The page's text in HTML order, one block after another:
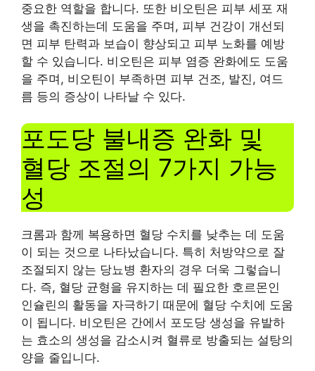
중요한 역할을 합니다. 또한 비오틴은 피부 세포 재
생을 촉진하는데 도움을 주며, 피부 건강이 개선되
면 피부 탄력과 보습이 향상되고 피부 노화를 예방
할 수 있습니다. 비오틴은 피부 염증 완화에도 도움
을 주며, 비오틴이 부족하면 피부 건조, 발진, 여드
름 등의 증상이 나타날 수 있다.
포도당 불내증 완화 및
혈당 조절의 7가지 가능
성
크롬과 함께 복용하면 혈당 수치를 낮추는 데 도움
이 되는 것으로 나타났습니다. 특히 처방약으로 잘
조절되지 않는 당뇨병 환자의 경우 더욱 그렇습니
다. 즉, 혈당 균형을 유지하는 데 필요한 호르몬인
인슐린의 활동을 자극하기 때문에 혈당 수치에 도움
이 됩니다. 비오틴은 간에서 포도당 생성을 유발하
는 효소의 생성을 감소시켜 혈류로 방출되는 설탕의
양을 줄입니다.